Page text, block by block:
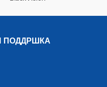
ПОДДРШКА